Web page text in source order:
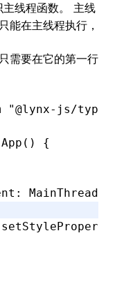
线程函数。 主线
能在主线程执行，
需要在它的第一行
"@lynx-js/
App () {
: MainThread